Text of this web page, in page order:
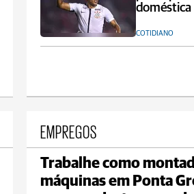
doméstica
COTIDIANO
Carambeí
max 20°C
EMPREGOS
Trabalhe como
máquinas em Ponta